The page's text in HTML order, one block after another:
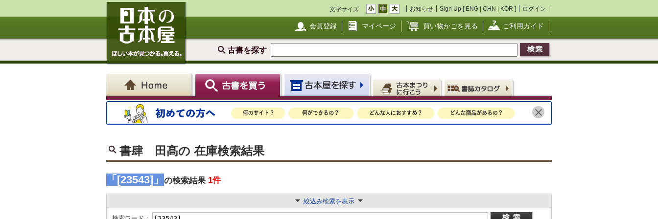
文字サイズ お知らせ Sign Up [ ENG | CHN | KOR ] ログイン
会員登録 マイページ 買い物かごを見る ご利用ガイド
古書を探す
書肆 田髙の 在庫検索結果
「[23543]」 の検索結果 1件
絞込み検索を表示